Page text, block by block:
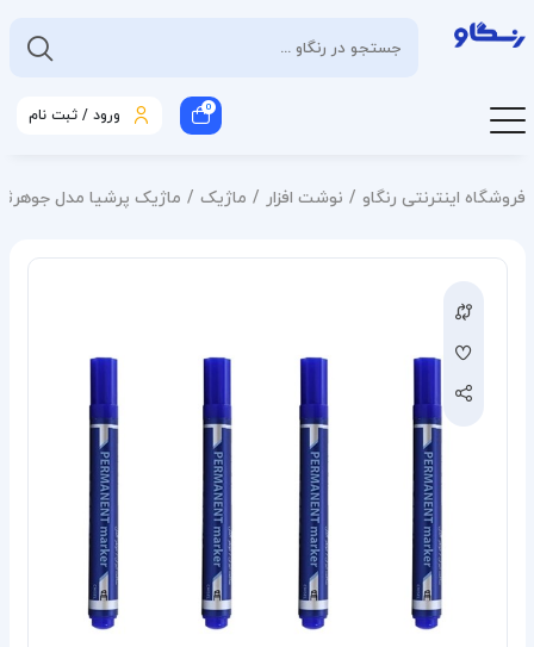
0 ورود / ثبت نام
فروشگاه اینترنتی رنگاو نوشت افزار ماژیک ماژیک پرشیا مدل جوهرثابت غیر